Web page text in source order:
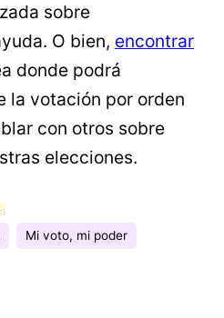
sobre
O bien, encontrar
donde podrá
la votación por orden
con otros sobre
elecciones.
Mi voto, mi poder